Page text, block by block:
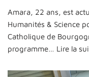
Amara, 22 ans, est
Humanités & Science
Catholique de
programme… Lire la